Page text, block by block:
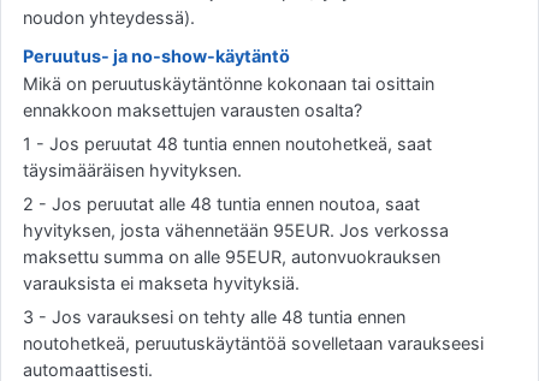
noudon yhteydessä).
Peruutus- ja no-show-käytäntö
Mikä on peruutuskäytäntönne kokonaan tai osittain
ennakkoon maksettujen varausten osalta?
1 - Jos peruutat 48 tuntia ennen noutohetkeä, saat
täysimääräisen hyvityksen.
2 - Jos peruutat alle 48 tuntia ennen noutoa, saat
hyvityksen, josta vähennetään 95EUR. Jos verkossa
maksettu summa on alle 95EUR, autonvuokrauksen
varauksista ei makseta hyvityksiä.
3 - Jos varauksesi on tehty alle 48 tuntia ennen
noutohetkeä, peruutuskäytäntöä sovelletaan varaukseesi
automaattisesti.